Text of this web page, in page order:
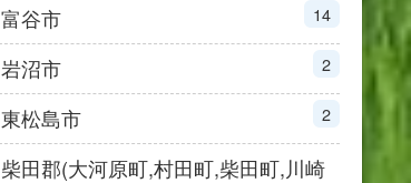
富谷市 14
岩沼市 2
東松島市 2
柴田郡(大河原町,村田町,柴田町,川崎